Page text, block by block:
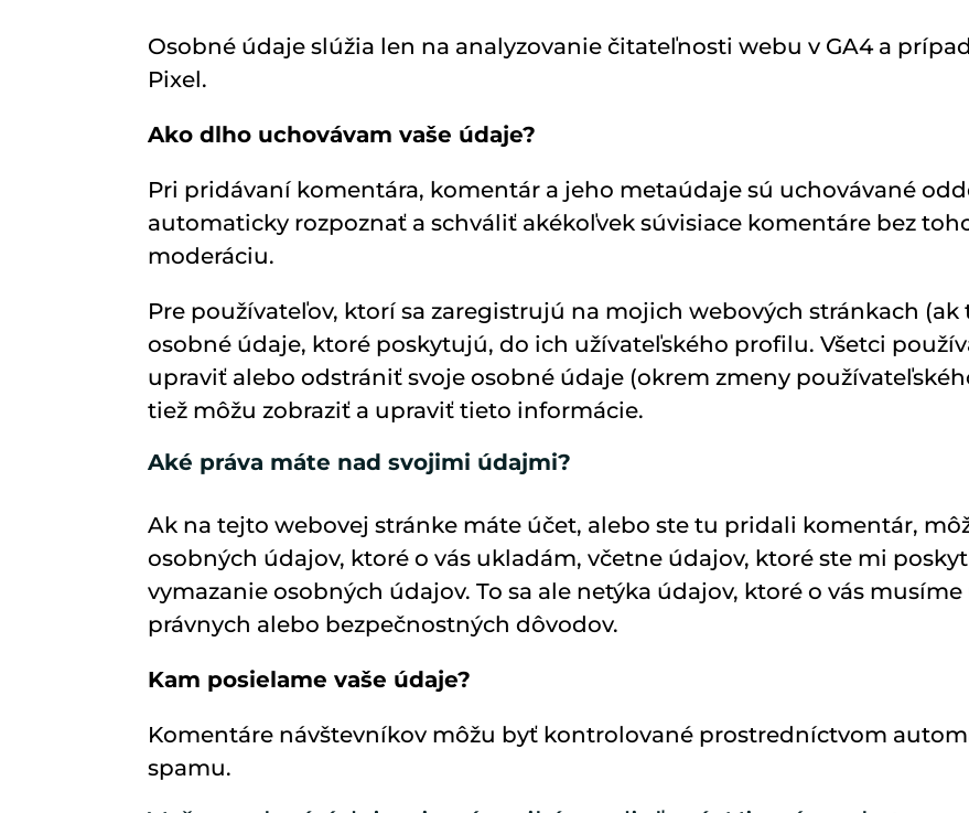
Osobné údaje slúžia len na analyzovanie čitateľnosti webu v GA4 a
Pixel.
Ako dlho uchovávam vaše údaje?
Pri pridávaní komentára, komentár a jeho metaúdaje sú uchovávané
automaticky rozpoznať a schváliť akékoľvek súvisiace komentáre bez
moderáciu.
Pre používateľov, ktorí sa zaregistrujú na mojich webových stránkach
osobné údaje, ktoré poskytujú, do ich užívateľského profilu. Všetci
upraviť alebo odstrániť svoje osobné údaje (okrem zmeny
tiež môžu zobraziť a upraviť tieto informácie.
Aké práva máte nad svojimi údajmi?
Ak na tejto webovej stránke máte účet, alebo ste tu pridali komentár,
osobných údajov, ktoré o vás ukladám, včetne údajov, ktoré ste mi
vymazanie osobných údajov. To sa ale netýka údajov, ktoré o vás
právnych alebo bezpečnostných dôvodov.
Kam posielame vaše údaje?
Komentáre návštevníkov môžu byť kontrolované prostredníctvom
spamu.